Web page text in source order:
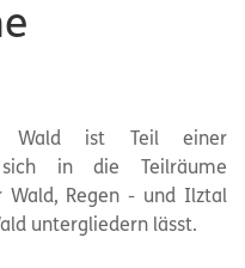
Wald ist Teil einer
sich in die Teilräume
Wald, Regen - und Ilztal
untergliedern lässt.